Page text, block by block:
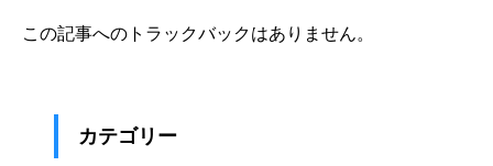
この記事へのトラックバックはありません。
カテゴリー